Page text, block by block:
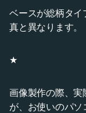
ベースが総柄タイ
真と異なります。
★
画像製作の際、実
が、お使いのパ